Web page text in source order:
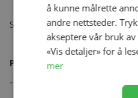
Supersøt draleke fra Smallstuff i
Produktspesifikasjoner:
- Størrelse: 30x30 cm
å kunne målrette
andre nettsteder.
akseptere vår bruk
«Vis detaljer» for å
mer